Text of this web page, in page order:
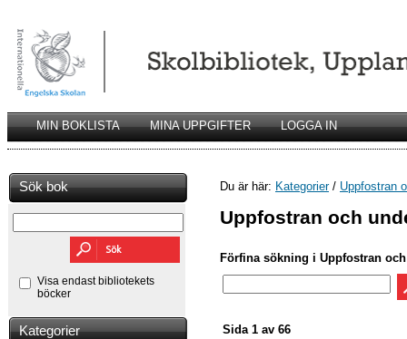
MIN BOKLISTA MINA UPPGIFTER LOGGA IN
Sök bok
Visa endast bibliotekets
böcker
Kategorier
Du är här: Kategorier/ Uppfostran
Uppfostran och
Förfina sökning i Uppfostran
Sida 1 av 66